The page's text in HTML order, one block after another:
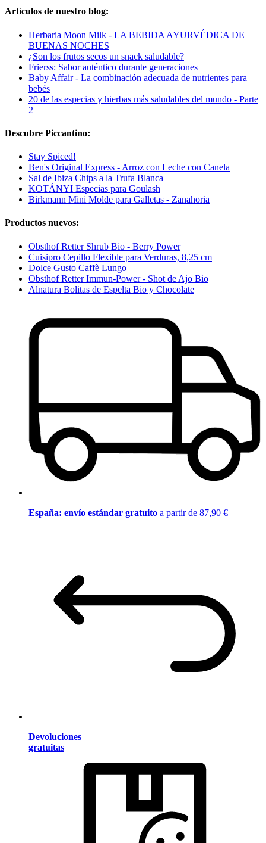
Artículos de nuestro blog:
Herbaria Moon Milk - LA BEBIDA AYURVÉDICA DE
BUENAS NOCHES
¿Son los frutos secos un snack saludable?
Frierss: Sabor auténtico durante generaciones
Baby Affair - La combinación adecuada de nutrientes para
bebés
20 de las especias y hierbas más saludables del mundo - Parte
2
Descubre Piccantino:
Stay Spiced!
Ben's Original Express - Arroz con Leche con Canela
Sal de Ibiza Chips a la Trufa Blanca
KOTÁNYI Especias para Goulash
Birkmann Mini Molde para Galletas - Zanahoria
Productos nuevos:
Obsthof Retter Shrub Bio - Berry Power
Cuisipro Cepillo Flexible para Verduras, 8,25 cm
Dolce Gusto Caffè Lungo
Obsthof Retter Immun-Power - Shot de Ajo Bio
Alnatura Bolitas de Espelta Bio y Chocolate
España: envío estándar gratuito a partir de 87,90 €
Devoluciones
gratuitas